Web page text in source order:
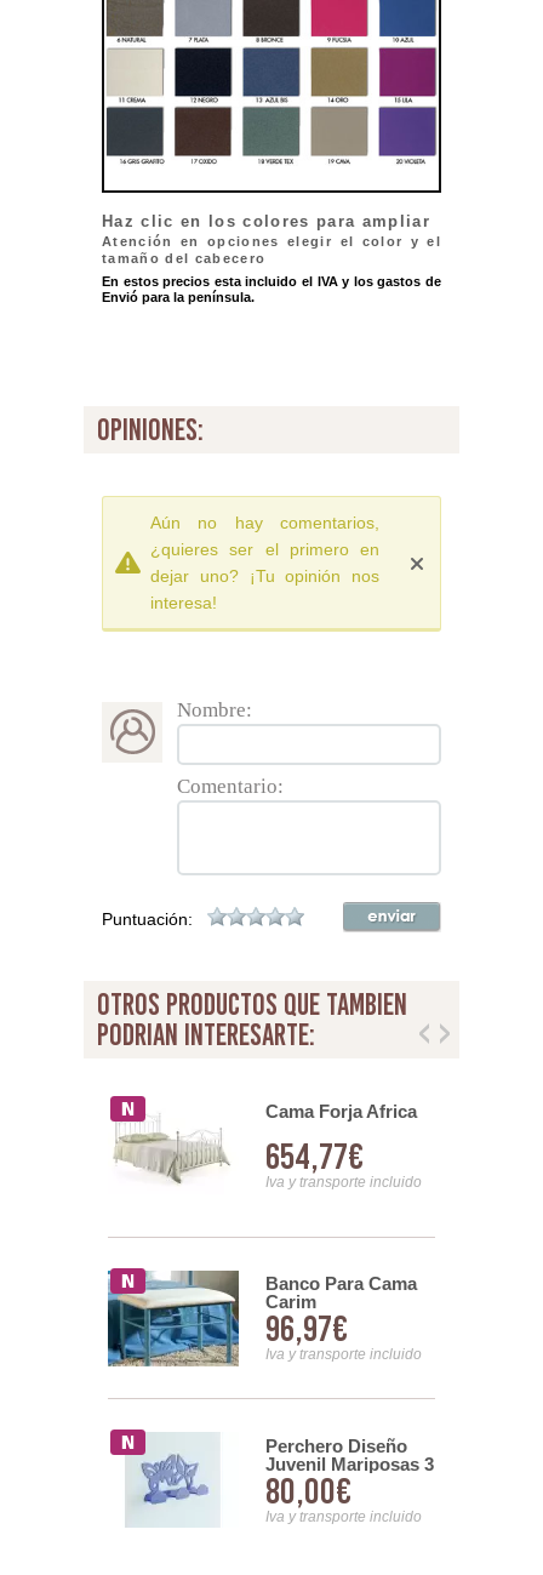
Haz clic en los colores para ampliar
Atención en opciones elegir el color y el
tamaño del cabecero
En estos precios esta incluido el IVA y los gastos de
Envió para la península.
opiniones:
Aún no hay comentarios,
¿quieres ser el primero en
dejar uno? ¡Tu opinión nos
interesa!
Nombre:
Comentario:
Puntuación:
otros productos que tambien
podrian interesarte:
Cama Forja Africa
654,77€
Iva y transporte incluido
Banco Para Cama
Carim
96,97€
Iva y transporte incluido
Perchero Diseño
Juvenil Mariposas 3
Pomos acero Mark
80,00€
Iva y transporte incluido